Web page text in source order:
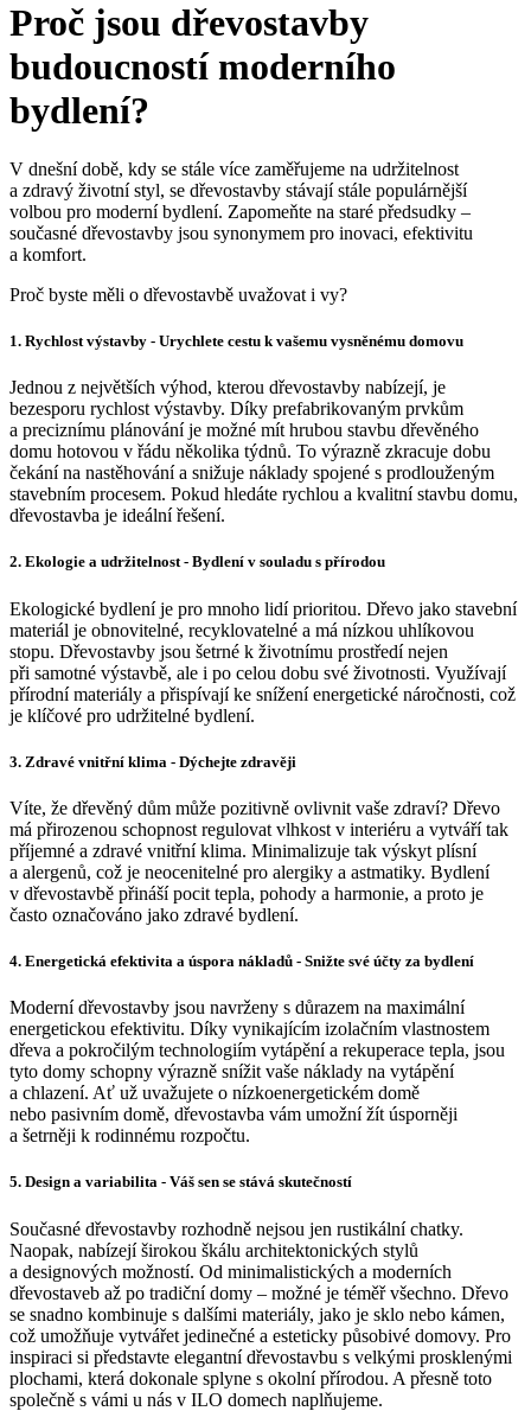
Proč jsou dřevostavby
budoucností moderního
bydlení?
V dnešní době, kdy se stále více zaměřujeme na udržitelnost
a zdravý životní styl, se dřevostavby stávají stále populárnější
volbou pro moderní bydlení. Zapomeňte na staré předsudky –
současné dřevostavby jsou synonymem pro inovaci, efektivitu
a komfort.
Proč byste měli o dřevostavbě uvažovat i vy?
1. Rychlost výstavby - Urychlete cestu k vašemu vysněnému domovu
Jednou z největších výhod, kterou dřevostavby nabízejí, je
bezesporu rychlost výstavby. Díky prefabrikovaným prvkům
a preciznímu plánování je možné mít hrubou stavbu dřevěného
domu hotovou v řádu několika týdnů. To výrazně zkracuje dobu
čekání na nastěhování a snižuje náklady spojené s prodlouženým
stavebním procesem. Pokud hledáte rychlou a kvalitní stavbu domu,
dřevostavba je ideální řešení.
2. Ekologie a udržitelnost - Bydlení v souladu s přírodou
Ekologické bydlení je pro mnoho lidí prioritou. Dřevo jako stavební
materiál je obnovitelné, recyklovatelné a má nízkou uhlíkovou
stopu. Dřevostavby jsou šetrné k životnímu prostředí nejen
při samotné výstavbě, ale i po celou dobu své životnosti. Využívají
přírodní materiály a přispívají ke snížení energetické náročnosti, což
je klíčové pro udržitelné bydlení.
3. Zdravé vnitřní klima - Dýchejte zdravěji
Víte, že dřevěný dům může pozitivně ovlivnit vaše zdraví? Dřevo
má přirozenou schopnost regulovat vlhkost v interiéru a vytváří tak
příjemné a zdravé vnitřní klima. Minimalizuje tak výskyt plísní
a alergenů, což je neocenitelné pro alergiky a astmatiky. Bydlení
v dřevostavbě přináší pocit tepla, pohody a harmonie, a proto je
často označováno jako zdravé bydlení.
4. Energetická efektivita a úspora nákladů - Snižte své účty za bydlení
Moderní dřevostavby jsou navrženy s důrazem na maximální
energetickou efektivitu. Díky vynikajícím izolačním vlastnostem
dřeva a pokročilým technologiím vytápění a rekuperace tepla, jsou
tyto domy schopny výrazně snížit vaše náklady na vytápění
a chlazení. Ať už uvažujete o nízkoenergetickém domě
nebo pasivním domě, dřevostavba vám umožní žít úsporněji
a šetrněji k rodinnému rozpočtu.
5. Design a variabilita - Váš sen se stává skutečností
Současné dřevostavby rozhodně nejsou jen rustikální chatky.
Naopak, nabízejí širokou škálu architektonických stylů
a designových možností. Od minimalistických a moderních
dřevostaveb až po tradiční domy – možné je téměř všechno. Dřevo
se snadno kombinuje s dalšími materiály, jako je sklo nebo kámen,
což umožňuje vytvářet jedinečné a esteticky působivé domovy. Pro
inspiraci si představte elegantní dřevostavbu s velkými prosklenými
plochami, která dokonale splyne s okolní přírodou. A přesně toto
společně s vámi u nás v ILO domech naplňujeme.